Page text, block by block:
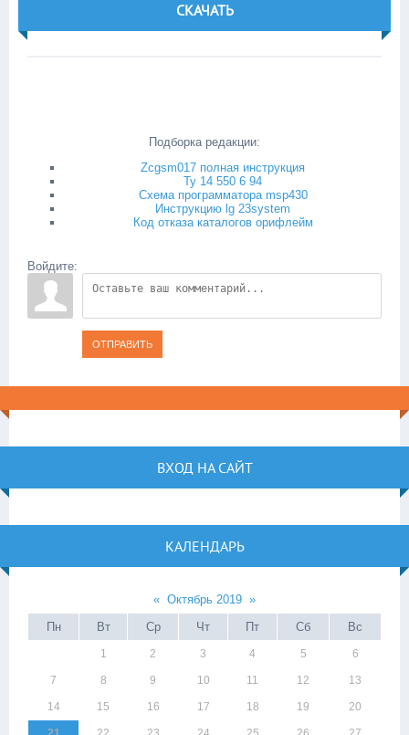
СКАЧАТЬ
Подборка редакции:
Zcgsm017 полная инструкция
Ту 14 550 6 94
Схема программатора msp430
Инструкцию lg 23system
Код отказа каталогов орифлейм
Войдите:
ОТПРАВИТЬ
ВХОД НА САЙТ
КАЛЕНДАРЬ
« Октябрь 2019 »
Пн
Вт Ср Чт Пт Сб Вс
1 2 3 4 5 6
7 8 9 10 11 12 13
14 15 16 17 18 19 20